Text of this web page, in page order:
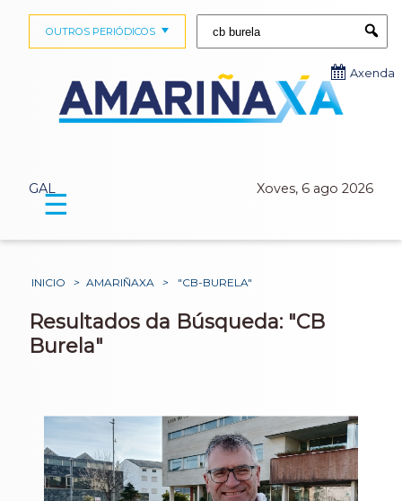
GAL Xoves, 6 ago 2026
OUTROS PERIÓDICOS
Axenda
☰
INICIO > AMARIÑAXA > "CB-BURELA"
Resultados da Búsqueda: "CB
Burela"